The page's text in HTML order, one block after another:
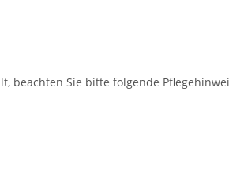
beachten Sie bitte folgende